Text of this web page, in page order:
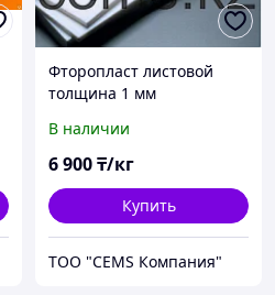
Фторопласт листовой
толщина 1 мм
В наличии
6 900₸/кг
Купить
ТОО "CEMS Компания"